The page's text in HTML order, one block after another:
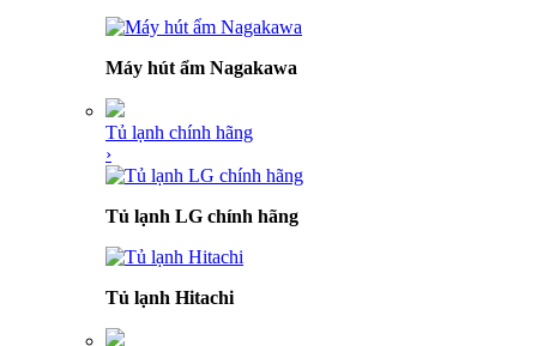
Máy hút ẩm Nagakawa
Tủ lạnh chính hãng
›
Tủ lạnh LG chính hãng
Tủ lạnh Hitachi